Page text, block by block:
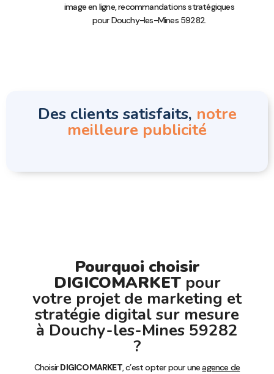
image en ligne, recommandations stratégiques
pour Douchy-les-Mines 59282.
Des clients satisfaits, notre
meilleure publicité
Pourquoi choisir
DIGICOMARKETpour
votre projet de marketing et
stratégie digital sur mesure
à Douchy-les-Mines 59282
?
ChoisirDIGICOMARKET, c’est opter pour uneagence de